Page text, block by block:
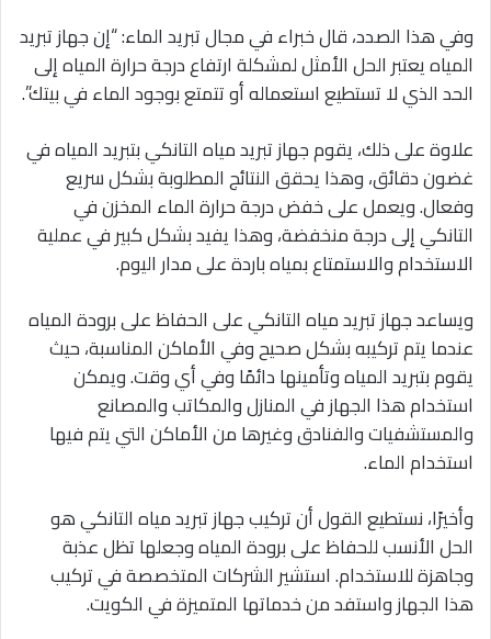
وفي هذا الصدد، قال خبراء في مجال تبريد الماء: “إن جهاز تبريد
المياه يعتبر الحل الأمثل لمشكلة ارتفاع درجة حرارة المياه إلى
الحد الذي لا تستطيع استعماله أو تتمتع بوجود الماء في بيتك”.
علاوة على ذلك، يقوم جهاز تبريد مياه التانكي بتبريد المياه في
غضون دقائق، وهذا يحقق النتائج المطلوبة بشكل سريع
وفعال. ويعمل على خفض درجة حرارة الماء المخزن في
التانكي إلى درجة منخفضة، وهذا يفيد بشكل كبير في عملية
الاستخدام والاستمتاع بمياه باردة على مدار اليوم.
ويساعد جهاز تبريد مياه التانكي على الحفاظ على برودة المياه
عندما يتم تركيبه بشكل صحيح وفي الأماكن المناسبة، حيث
يقوم بتبريد المياه وتأمينها دائمًا وفي أي وقت. ويمكن
استخدام هذا الجهاز في المنازل والمكاتب والمصانع
والمستشفيات والفنادق وغيرها من الأماكن التي يتم فيها
استخدام الماء.
وأخيرًا، نستطيع القول أن تركيب جهاز تبريد مياه التانكي هو
الحل الأنسب للحفاظ على برودة المياه وجعلها تظل عذبة
وجاهزة للاستخدام. استشير الشركات المتخصصة في تركيب
هذا الجهاز واستفد من خدماتها المتميزة في الكويت.